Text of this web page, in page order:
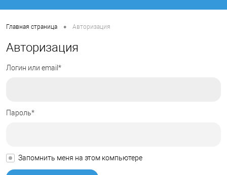
Главная страница • Авторизация
Авторизация
Логин или email*
Пароль*
Запомнить меня на этом компьютере